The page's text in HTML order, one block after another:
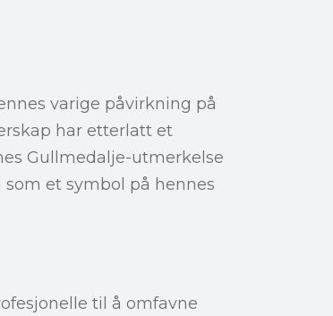
varige påvirkning på
har etterlatt et
Gullmedalje-utmerkelse
et symbol på hennes
til å omfavne